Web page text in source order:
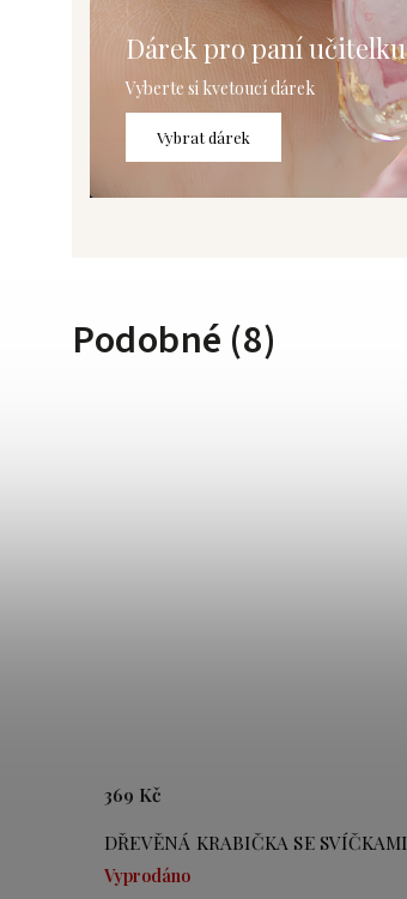
Dárek pro paní učitelku
Vyberte si kvetoucí dárek
Vybrat dárek
Podobné (8)
DŘEVĚNÁ KRABIČKA SE SVÍČKAMI
Vyprodáno
369 Kč